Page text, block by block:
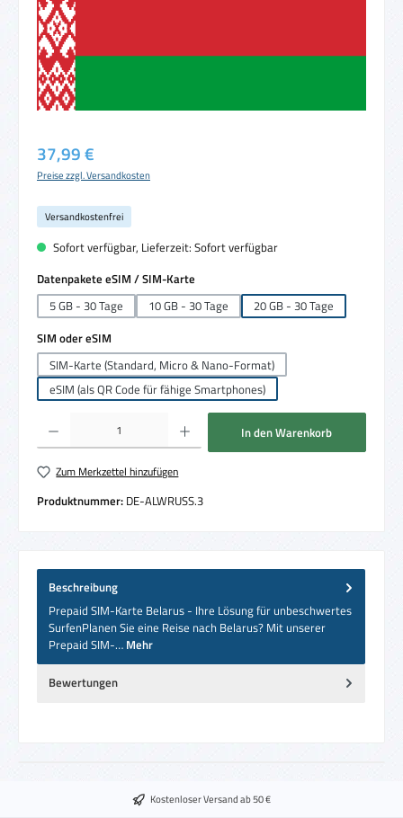
Regulärer Preis:
37,99 €
Preise zzgl. Versandkosten
Versandkostenfrei
Sofort verfügbar, Lieferzeit: Sofort verfügbar
Datenpakete eSIM / SIM-Karte
5 GB - 30 Tage
10 GB - 30 Tage
20 GB - 30 Tage
SIM oder eSIM
SIM-Karte (Standard, Micro & Nano-Format)
eSIM (als QR Code für fähige Smartphones)
Produkt Anzahl: Gib den gewünschten Wert ein oder benutze die Schaltflächen um
In den Warenkorb
Zum Merkzettel hinzufügen
Produktnummer: DE-ALWRUSS.3
Beschreibung
Prepaid SIM-Karte Belarus - Ihre Lösung für unbeschwertes
SurfenPlanen Sie eine Reise nach Belarus? Mit unserer
Prepaid SIM-… Mehr
Bewertungen
Kostenloser Versand ab 50 €